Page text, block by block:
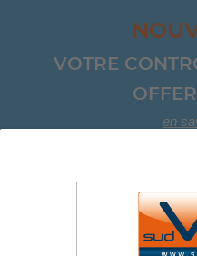
VOTRE
en
Aller au contenu